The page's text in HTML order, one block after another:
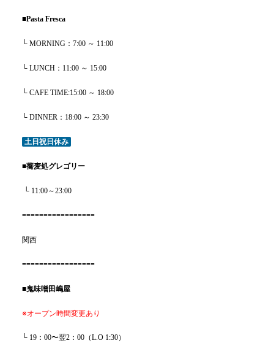
■Pasta Fresca
└ MORNING：7:00 ～ 11:00
└ LUNCH：11:00 ～ 15:00
└ CAFE TIME:15:00 ～ 18:00
└ DINNER：18:00 ～ 23:30
土日祝日休み
■蕎麦処グレゴリー
└ 11:00～23:00
=================
関西
=================
■鬼味噌田嶋屋
※オープン時間変更あり
└ 19：00〜翌2：00（L.O 1:30）